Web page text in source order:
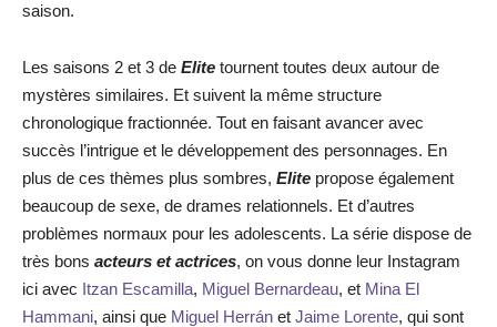
saison.
Les saisons 2 et 3 de Elite tournent toutes deux autour de
mystères similaires. Et suivent la même structure
chronologique fractionnée. Tout en faisant avancer avec
succès l’intrigue et le développement des personnages. En
plus de ces thèmes plus sombres, Elite propose également
beaucoup de sexe, de drames relationnels. Et d’autres
problèmes normaux pour les adolescents. La série dispose de
très bons acteurs et actrices, on vous donne leur Instagram
ici avec Itzan Escamilla, Miguel Bernardeau, et Mina El
Hammani, ainsi que Miguel Herrán et Jaime Lorente, qui sont